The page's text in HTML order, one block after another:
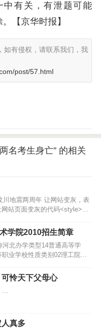
中有关，有泄题可能
【京华时报】
如有侵权，请联系我们，我
post/57.html
名考生身亡” 的相关
地震两周年 让网站变灰，表
站页面变灰的代码<style>
&l…
学院2010招生简章
河北办学类型14普通高等学
业学校性质类别02理工院校
0312-5991253传真电话
址www.hbsi.edu.cn...…
怜天下父母心
…
真多